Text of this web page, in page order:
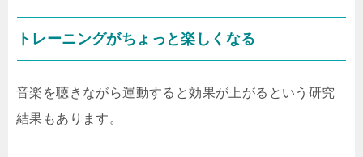
トレーニングがちょっと楽しくなる
音楽を聴きながら運動すると効果が上がるという研究
結果もあります。